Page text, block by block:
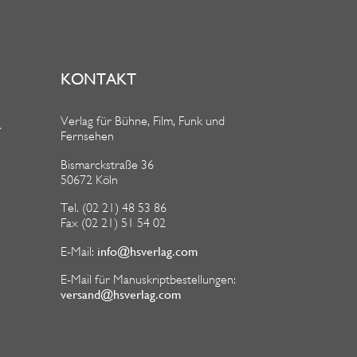
KONTAKT
Verlag für Bühne, Film, Funk und
Fernsehen
Bismarckstraße 36
50672 Köln
Tel. (02 21) 48 53 86
Fax (02 21) 51 54 02
E-Mail: info@hsverlag.com
E-Mail für Manuskriptbestellungen:
versand@hsverlag.com